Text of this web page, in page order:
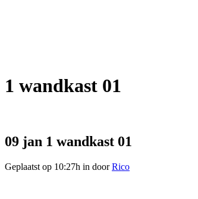
1 wandkast 01
09 jan 1 wandkast 01
Geplaatst op 10:27h in doorRico